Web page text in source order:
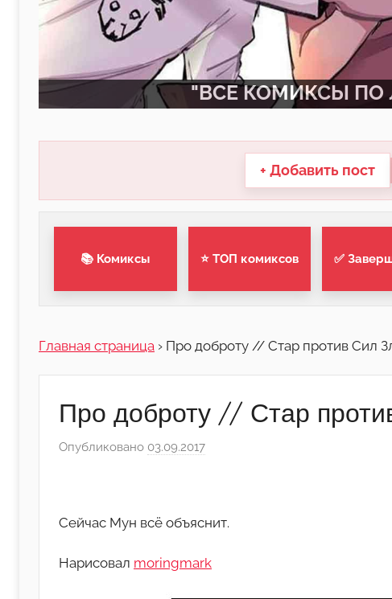
"ВСЕ КОМИКСЫ ПО
+ Добавить пост
📚 Комиксы ⭐ ТОП комиксов ✅
Главная страница › Про доброту // Стар против Сил
Про доброту // Стар
Опубликовано 03.09.2017
р
м
Сейчас Мун всё объяснит.
Нарисовал moringmark